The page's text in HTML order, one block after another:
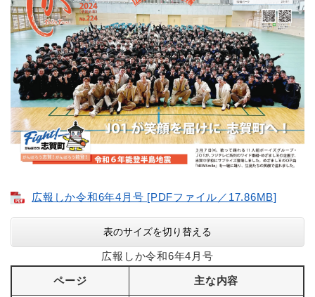
広報しか令和6年4月号 [PDFファイル／17.86MB]
表のサイズを切り替える
広報しか令和6年4月号
ページ 主な内容